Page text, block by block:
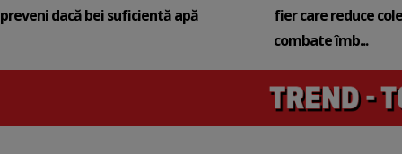
preveni dacă bei suficientă apă
fier care reduce
combate îmb...